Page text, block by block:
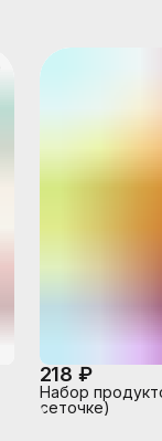
218 ₽
Набор
сеточке)